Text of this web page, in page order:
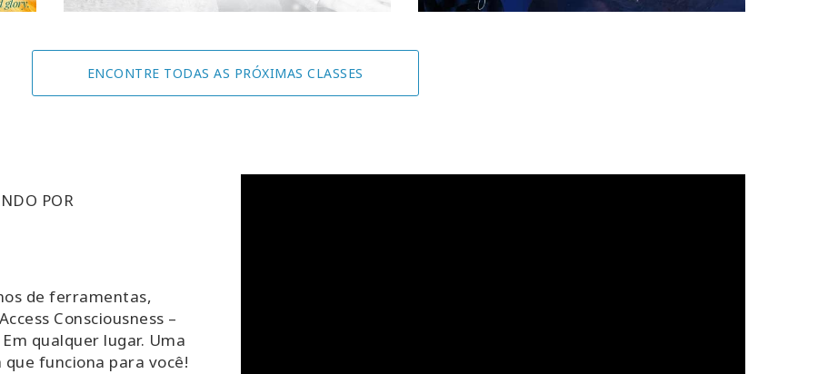
ENCONTRE TODAS AS PRÓXIMAS CLASSES
POR
de ferramentas,
Consciousness –
qualquer lugar. Uma
funciona para você!